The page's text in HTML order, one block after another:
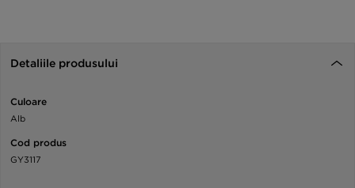
Detaliile produsului
Culoare
Alb
Cod produs
GY3117